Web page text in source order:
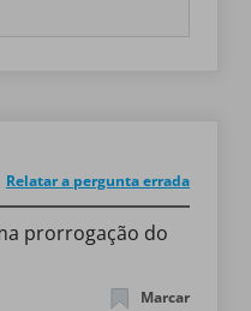
Relatar a pergunta errada
prorrogação do
Marcar